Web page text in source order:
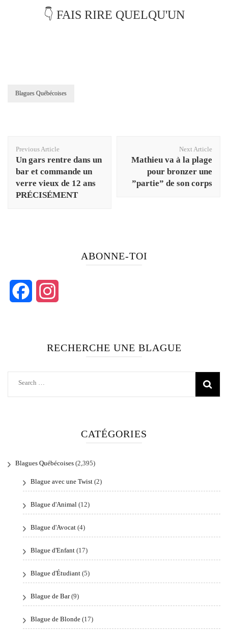
👇 FAIS RIRE QUELQU'UN
Blagues Québécoises
Navigation
Previous Article
Un gars rentre dans un
bar et commande un
verre vieux de 12 ans
PRÉCISÉMENT
Next Article
Mathieu va à la plage
pour bronzer une
”partie” de son corps
ABONNE-TOI
Facebook
RECHERCHE UNE BLAGUE
Search
CATÉGORIES
Blagues Québécoises (2,395)
Blague avec une Twist (2)
Blague d'Animal (12)
Blague d'Avocat (4)
Blague d'Enfant (17)
Blague d'Étudiant (5)
Blague de Bar(9)
Blague de Blonde (17)